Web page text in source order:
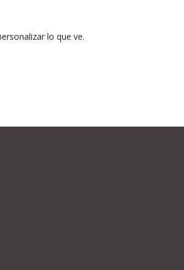
lo que ve.